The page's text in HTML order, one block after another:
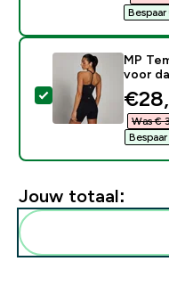
Bespaar
Selecteer dit
MP
voor
Was €
Jouw totaal: